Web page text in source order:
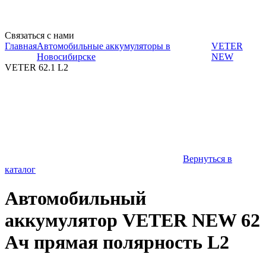
Связаться с нами
ГлавнаяАвтомобильные аккумуляторы в
Новосибирске
VETER
NEW
VETER 62.1 L2
Вернуться в
каталог
Автомобильный
аккумулятор VETER NEW 62
Ач прямая полярность L2